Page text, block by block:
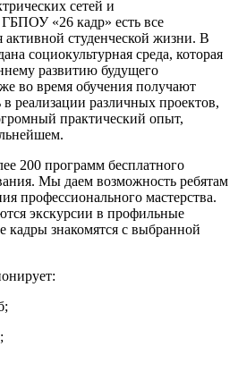
сетей и
«26 кадр» есть все
активной студенческой жизни. В
социокультурная среда, которая
развитию будущего
во время обучения получают
в реализации различных проектов,
практический опыт,
200 программ бесплатного
Мы даем возможность ребятам
профессионального мастерства.
экскурсии в профильные
кадры знакомятся с выбранной